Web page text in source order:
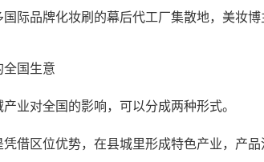
际品牌化妆刷的幕后代工厂集散地，美妆博
全国生意
产业对全国的影响，可以分成两种形式。
凭借区位优势，在县城里形成特色产业，产